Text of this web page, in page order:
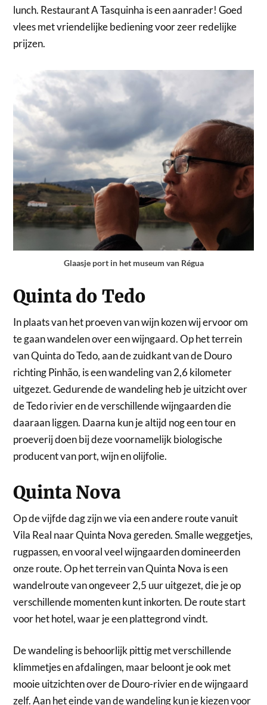
lunch. Restaurant A Tasquinha is een aanrader! Goed
vlees met vriendelijke bediening voor zeer redelijke
prijzen.
Glaasje port in het museum van Régua
Quinta do Tedo
In plaats van het proeven van wijn kozen wij ervoor om
te gaan wandelen over een wijngaard. Op het terrein
van Quinta do Tedo, aan de zuidkant van de Douro
richting Pinhão, is een wandeling van 2,6 kilometer
uitgezet. Gedurende de wandeling heb je uitzicht over
de Tedo rivier en de verschillende wijngaarden die
daaraan liggen. Daarna kun je altijd nog een tour en
proeverij doen bij deze voornamelijk biologische
producent van port, wijn en olijfolie.
Quinta Nova
Op de vijfde dag zijn we via een andere route vanuit
Vila Real naar Quinta Nova gereden. Smalle weggetjes,
rugpassen, en vooral veel wijngaarden domineerden
onze route. Op het terrein van Quinta Nova is een
wandelroute van ongeveer 2,5 uur uitgezet, die je op
verschillende momenten kunt inkorten. De route start
voor het hotel, waar je een plattegrond vindt.
De wandeling is behoorlijk pittig met verschillende
klimmetjes en afdalingen, maar beloont je ook met
mooie uitzichten over de Douro-rivier en de wijngaard
zelf. Aan het einde van de wandeling kun je kiezen voor